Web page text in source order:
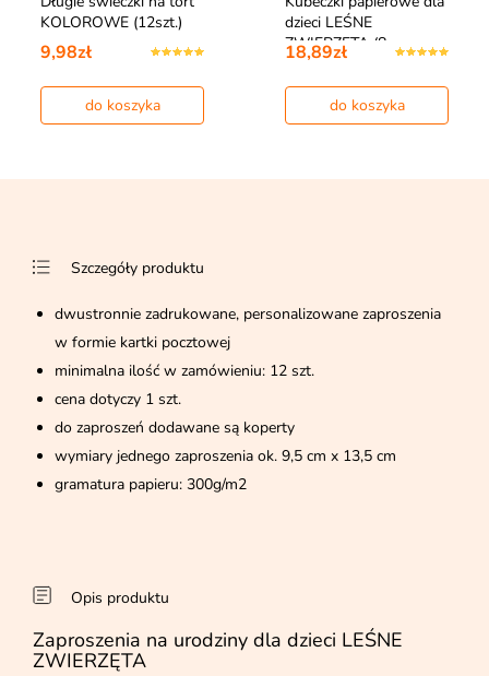
KOLOROWE (12szt.)
9,98zł
do koszyka
dzieci LEŚNE
ZWIERZĘTA (8sz…
18,89zł
do koszyka
Szczegóły produktu
dwustronnie zadrukowane, personalizowane zaproszenia
w formie kartki pocztowej
minimalna ilość w zamówieniu: 12 szt.
cena dotyczy 1 szt.
do zaproszeń dodawane są koperty
wymiary jednego zaproszenia ok. 9,5 cm x 13,5 cm
gramatura papieru: 300g/m2
Opis produktu
Zaproszenia na urodziny dla dzieci LEŚNE
ZWIERZĘTA